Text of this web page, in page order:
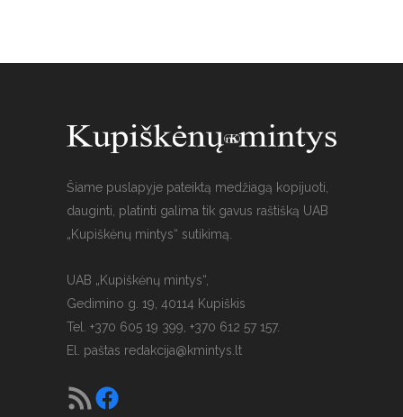
Šiame puslapyje pateiktą medžiagą kopijuoti,
dauginti, platinti galima tik gavus raštišką UAB
„Kupiškėnų mintys“ sutikimą.
UAB „Kupiškėnų mintys“,
Gedimino g. 19, 40114 Kupiškis
Tel. +370 605 19 399, +370 612 57 157.
El. paštas redakcija@kmintys.lt